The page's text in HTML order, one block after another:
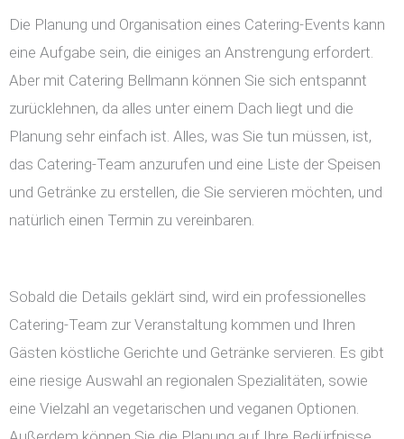
Die Planung und Organisation eines Catering-Events kann
eine Aufgabe sein, die einiges an Anstrengung erfordert.
Aber mit Catering Bellmann können Sie sich entspannt
zurücklehnen, da alles unter einem Dach liegt und die
Planung sehr einfach ist. Alles, was Sie tun müssen, ist,
das Catering-Team anzurufen und eine Liste der Speisen
und Getränke zu erstellen, die Sie servieren möchten, und
natürlich einen Termin zu vereinbaren.
Sobald die Details geklärt sind, wird ein professionelles
Catering-Team zur Veranstaltung kommen und Ihren
Gästen köstliche Gerichte und Getränke servieren. Es gibt
eine riesige Auswahl an regionalen Spezialitäten, sowie
eine Vielzahl an vegetarischen und veganen Optionen.